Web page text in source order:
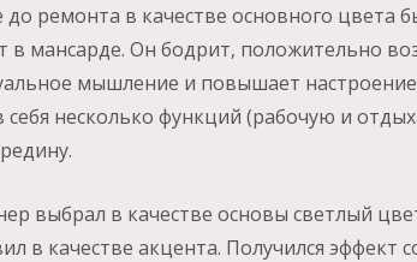
до ремонта в качестве основного цвета
в мансарде. Он бодрит, положительно
мышление и повышает
себя несколько функций (рабочую и
выбрал в качестве основы светлый
в качестве акцента. Получился эффект